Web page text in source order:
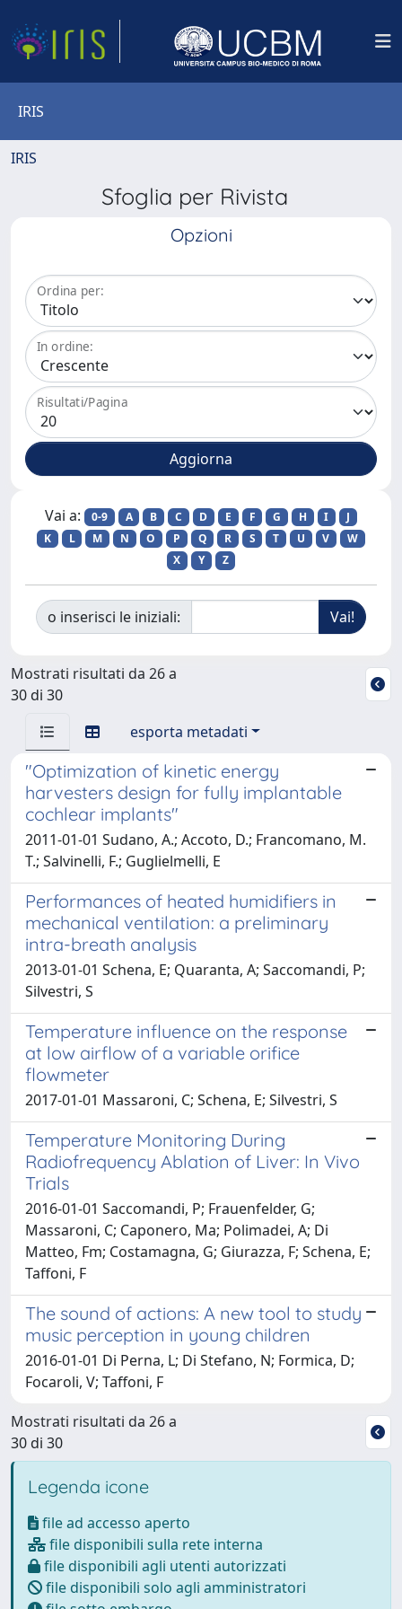
IRIS
IRIS
Sfoglia per Rivista
Opzioni
Ordina per:
In ordine:
Risultati/Pagina
Vai a: 0-9 A B C D E F G H I
J
K
L M N O P Q R S T U V
W
X
Y Z
o inserisci le iniziali:
Mostrati risultati da 26 a
30 di 30
esporta metadati
"Optimization of kinetic energy
harvesters design for fully implantable
cochlear implants"
2011-01-01 Sudano, A.; Accoto, D.; Francomano, M.
T.; Salvinelli, F.; Guglielmelli, E
Performances of heated humidifiers in
mechanical ventilation: a preliminary
intra-breath analysis
2013-01-01 Schena, E; Quaranta, A; Saccomandi, P;
Silvestri, S
Temperature influence on the response
at low airflow of a variable orifice
flowmeter
2017-01-01 Massaroni, C; Schena, E; Silvestri, S
Temperature Monitoring During
Radiofrequency Ablation of Liver: In Vivo
Trials
2016-01-01 Saccomandi, P; Frauenfelder, G;
Massaroni, C; Caponero, Ma; Polimadei, A; Di
Matteo, Fm; Costamagna, G; Giurazza, F; Schena, E;
Taffoni, F
The sound of actions: A new tool to study
music perception in young children
2016-01-01 Di Perna, L; Di Stefano, N; Formica, D;
Focaroli, V; Taffoni, F
Mostrati risultati da 26 a
30 di 30
Legenda icone
file ad accesso aperto
file disponibili sulla rete interna
file disponibili agli utenti autorizzati
file disponibili solo agli amministratori